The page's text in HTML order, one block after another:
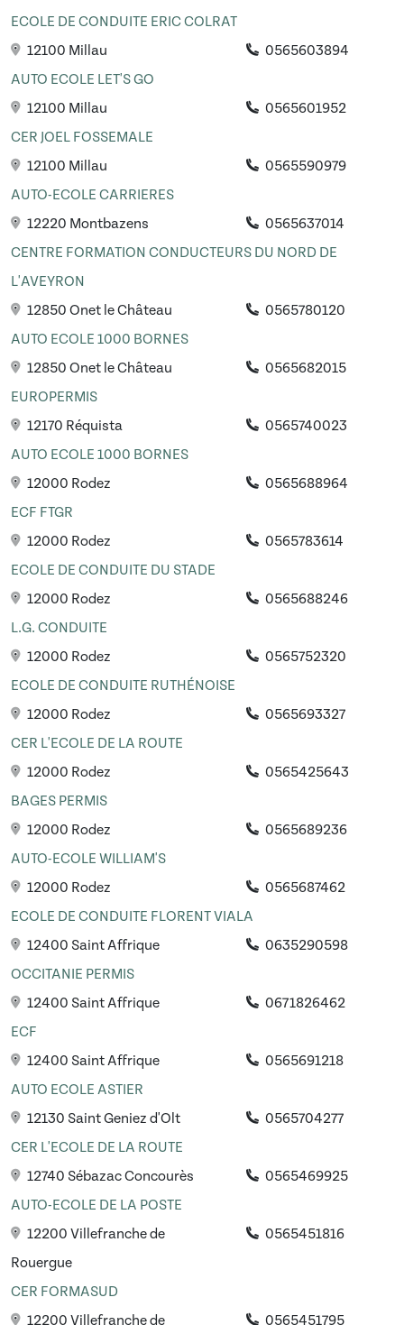
ECOLE DE CONDUITE ERIC COLRAT
12100 Millau
0565603894
AUTO ECOLE LET'S GO
12100 Millau
0565601952
CER JOEL FOSSEMALE
12100 Millau
0565590979
AUTO-ECOLE CARRIERES
12220 Montbazens
0565637014
CENTRE FORMATION CONDUCTEURS DU NORD DE
L'AVEYRON
12850 Onet le Château
0565780120
AUTO ECOLE 1000 BORNES
12850 Onet le Château
0565682015
EUROPERMIS
12170 Réquista
0565740023
AUTO ECOLE 1000 BORNES
12000 Rodez
0565688964
ECF FTGR
12000 Rodez
0565783614
ECOLE DE CONDUITE DU STADE
12000 Rodez
0565688246
L.G. CONDUITE
12000 Rodez
0565752320
ECOLE DE CONDUITE RUTHÉNOISE
12000 Rodez
0565693327
CER L'ECOLE DE LA ROUTE
12000 Rodez
0565425643
BAGES PERMIS
12000 Rodez
0565689236
AUTO-ECOLE WILLIAM'S
12000 Rodez
0565687462
ECOLE DE CONDUITE FLORENT VIALA
12400 Saint Affrique
0635290598
OCCITANIE PERMIS
12400 Saint Affrique
0671826462
ECF
12400 Saint Affrique
0565691218
AUTO ECOLE ASTIER
12130 Saint Geniez d'Olt
0565704277
CER L'ECOLE DE LA ROUTE
12740 Sébazac Concourès
0565469925
AUTO-ECOLE DE LA POSTE
12200 Villefranche de
Rouergue
0565451816
CER FORMASUD
12200 Villefranche de
0565451795